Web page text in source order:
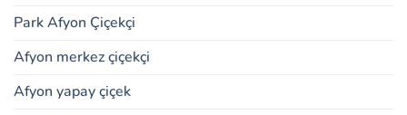
Park Afyon Çiçekçi
Afyon merkez çiçekçi
Afyon yapay çiçek